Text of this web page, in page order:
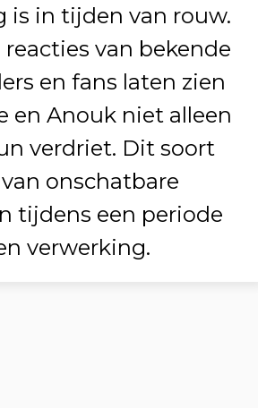
is in tijden van rouw.
van bekende
en fans laten zien
en Anouk niet alleen
verdriet. Dit soort
onschatbare
tijdens een periode
verwerking.